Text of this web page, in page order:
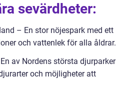
sevärdheter:
– En stor nöjespark med ett
och vattenlek för alla åldrar.
av Nordens största djurparker
och möjligheter att